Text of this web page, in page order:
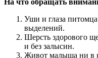
Уши и глаза
выделений.
Шерсть здорового
и без залысин.
Живот малыша ни в